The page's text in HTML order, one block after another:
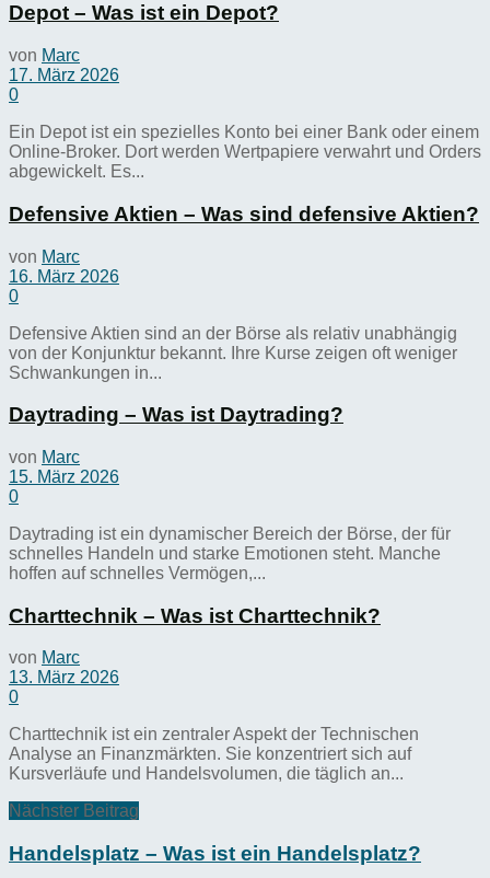
Depot – Was ist ein Depot?
von Marc
17. März 2026
0
Ein Depot ist ein spezielles Konto bei einer Bank oder einem
Online-Broker. Dort werden Wertpapiere verwahrt und Orders
abgewickelt. Es...
Defensive Aktien – Was sind defensive Aktien?
von Marc
16. März 2026
0
Defensive Aktien sind an der Börse als relativ unabhängig
von der Konjunktur bekannt. Ihre Kurse zeigen oft weniger
Schwankungen in...
Daytrading – Was ist Daytrading?
von Marc
15. März 2026
0
Daytrading ist ein dynamischer Bereich der Börse, der für
schnelles Handeln und starke Emotionen steht. Manche
hoffen auf schnelles Vermögen,...
Charttechnik – Was ist Charttechnik?
von Marc
13. März 2026
0
Charttechnik ist ein zentraler Aspekt der Technischen
Analyse an Finanzmärkten. Sie konzentriert sich auf
Kursverläufe und Handelsvolumen, die täglich an...
Nächster Beitrag
Handelsplatz – Was ist ein Handelsplatz?